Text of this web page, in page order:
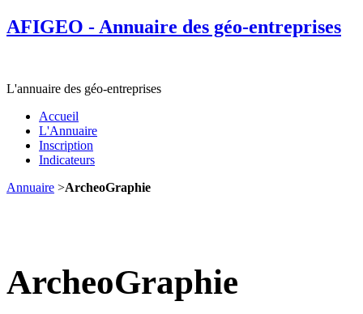
AFIGEO - Annuaire des géo-entreprises
L'annuaire des géo-entreprises
Accueil
L'Annuaire
Inscription
Indicateurs
Annuaire >ArcheoGraphie
ArcheoGraphie